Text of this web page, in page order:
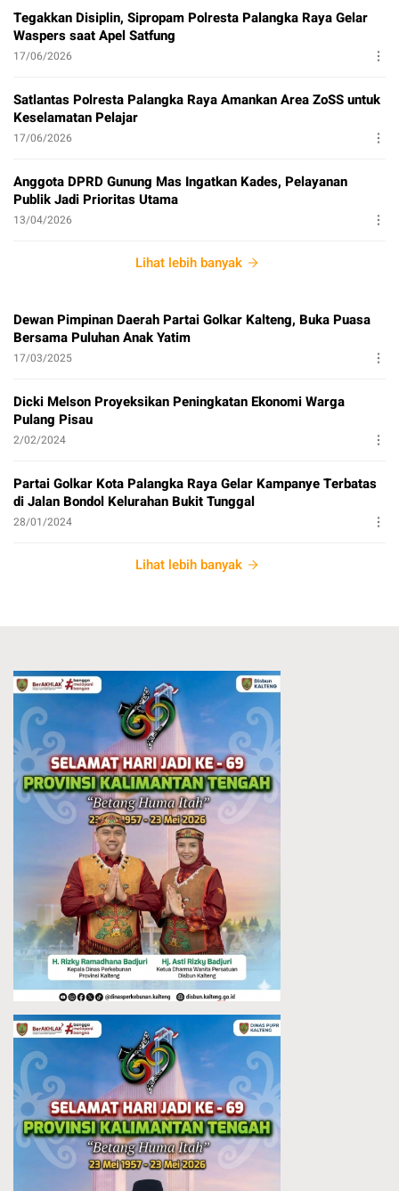
Tegakkan Disiplin, Sipropam Polresta Palangka Raya Gelar
Waspers saat Apel Satfung
17/06/2026
Satlantas Polresta Palangka Raya Amankan Area ZoSS untuk
Keselamatan Pelajar
17/06/2026
Anggota DPRD Gunung Mas Ingatkan Kades, Pelayanan
Publik Jadi Prioritas Utama
13/04/2026
Lihat lebih banyak
Dewan Pimpinan Daerah Partai Golkar Kalteng, Buka Puasa
Bersama Puluhan Anak Yatim
17/03/2025
Dicki Melson Proyeksikan Peningkatan Ekonomi Warga
Pulang Pisau
2/02/2024
Partai Golkar Kota Palangka Raya Gelar Kampanye Terbatas
di Jalan Bondol Kelurahan Bukit Tunggal
28/01/2024
Lihat lebih banyak